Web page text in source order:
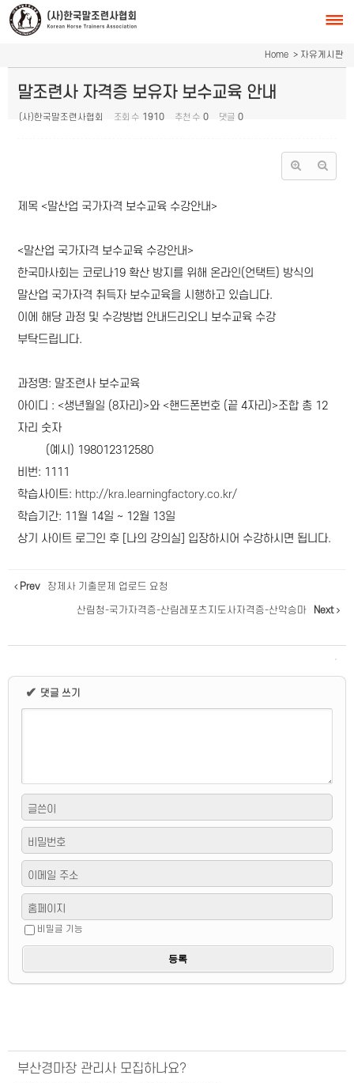
Home > 자유게시판
말조련사 자격증 보유자 보수교육 안내
(사)한국말조련사협회 조회 수 1910 추천 수 0 댓글 0
제목 <말산업 국가자격 보수교육 수강안내>
<말산업 국가자격 보수교육 수강안내>
한국마사회는 코로나19 확산 방지를 위해 온라인(언택트) 방식의
말산업 국가자격 취득자 보수교육을 시행하고 있습니다.
이에 해당 과정 및 수강방법 안내드리오니 보수교육 수강
부탁드립니다.
과정명: 말조련사 보수교육
아이디 : <생년월일 (8자리)>와 <핸드폰번호 (끝 4자리)>조합 총 12
자리 숫자
(예시) 198012312580
비번: 1111
학습사이트: http://kra.learningfactory.co.kr/
학습기간: 11월 14일 ~ 12월 13일
상기 사이트 로그인 후 [나의 강의실] 입장하시어 수강하시면 됩니다.
Prev 장제사 기출문제 업로드 요청
산림청-국가자격증-산림레포츠지도사자격증-산악승마 Next
✔ 댓글 쓰기
글쓴이
비밀번호
이메일 주소
홈페이지
비밀글 기능
부산경마장 관리사 모집하나요?